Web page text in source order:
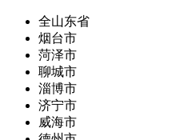
全山东省
烟台市
菏泽市
聊城市
淄博市
济宁市
威海市